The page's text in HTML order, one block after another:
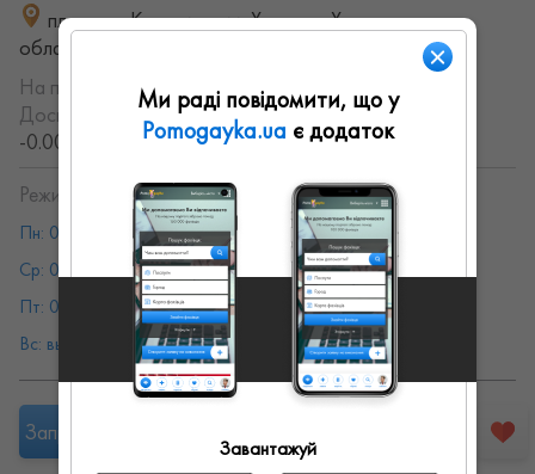
площадь Конституции, Харьков, Харьковская
область, Украина
На порталі з:
18.08.2021
Досвід роботи:с 2021 года (5.0075617275559 лет,
-0.0017074866957074 месяцев)
Режим работы:
Пн: 08:00 - 19:00
Вт: 08:00 - 19:00
Ср: 08:00 - 19:00
Чт: 08:00 - 19:00
Пт: 08:00 - 19:00
Сб: 08:00 - 19:00
Вс: выходной
Запропонувати роботу
Ми раді повідомити, що у
Pomogayka.ua є додаток
Завантажуй